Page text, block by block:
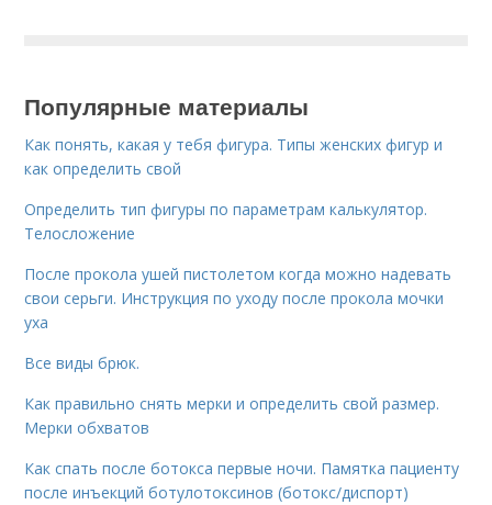
Популярные материалы
Как понять, какая у тебя фигура. Типы женских фигур и
как определить свой
Определить тип фигуры по параметрам калькулятор.
Телосложение
После прокола ушей пистолетом когда можно надевать
свои серьги. Инструкция по уходу после прокола мочки
уха
Все виды брюк.
Как правильно снять мерки и определить свой размер.
Мерки обхватов
Как спать после ботокса первые ночи. Памятка пациенту
после инъекций ботулотоксинов (ботокс/диспорт)